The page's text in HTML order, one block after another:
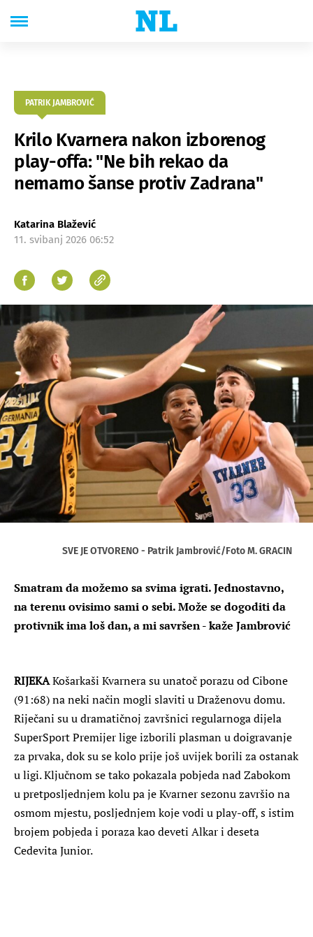
PATRIK JAMBROVIĆ
Krilo Kvarnera nakon izborenog
play-offa: "Ne bih rekao da
nemamo šanse protiv Zadrana"
Katarina Blažević
11. svibanj 2026 06:52
SVE JE OTVORENO - Patrik Jambrović/Foto M. GRACIN
Smatram da možemo sa svima igrati. Jednostavno,
na terenu ovisimo sami o sebi. Može se dogoditi da
protivnik ima loš dan, a mi savršen - kaže Jambrović
RIJEKAKošarkaši Kvarnera su unatoč porazu od Cibone
(91:68) na neki način mogli slaviti u Draženovu domu.
Riječani su u dramatičnoj završnici regularnoga dijela
SuperSport Premijer lige izborili plasman u doigravanje
za prvaka, dok su se kolo prije još uvijek borili za ostanak
u ligi. Ključnom se tako pokazala pobjeda nad Zabokom
u pretposljednjem kolu pa je Kvarner sezonu završio na
osmom mjestu, posljednjem koje vodi u play-off, s istim
brojem pobjeda i poraza kao deveti Alkar i deseta
Cedevita Junior.